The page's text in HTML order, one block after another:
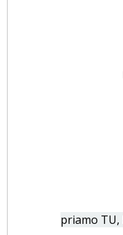
priamo